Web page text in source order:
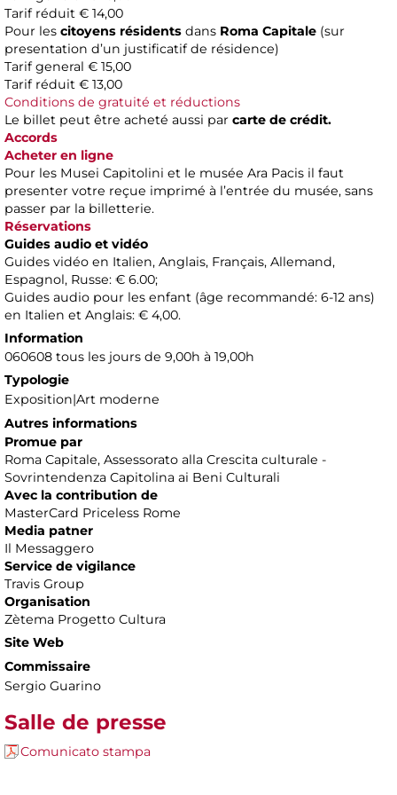
Tarif réduit € 14,00
Pour les citoyens résidents dans Roma Capitale (sur
presentation d’un justificatif de résidence)
Tarif general € 15,00
Tarif réduit € 13,00
Conditions de gratuité et réductions
Le billet peut être acheté aussi par carte de crédit.
Accords
Acheter en ligne
Pour les Musei Capitolini et le musée Ara Pacis il faut
presenter votre reçue imprimé à l’entrée du musée, sans
passer par la billetterie.
Réservations
Guides audio et vidéo
Guides vidéo en Italien, Anglais, Français, Allemand,
Espagnol, Russe: € 6.00;
Guides audio pour les enfant (âge recommandé: 6-12 ans)
en Italien et Anglais: € 4,00.
Information
060608 tous les jours de 9,00h à 19,00h
Typologie
Exposition|Art moderne
Autres informations
Promue par
Roma Capitale, Assessorato alla Crescita culturale -
Sovrintendenza Capitolina ai Beni Culturali
Avec la contribution de
MasterCard Priceless Rome
Media patner
Il Messaggero
Service de vigilance
Travis Group
Organisation
Zètema Progetto Cultura
Site Web
Commissaire
Sergio Guarino
Salle de presse
Comunicato stampa